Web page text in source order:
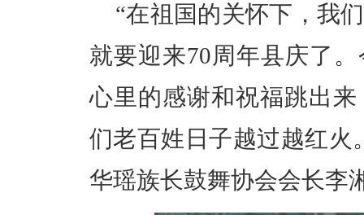
“在祖国的关怀下，我
就要迎来70周年县庆了
心里的感谢和祝福跳出
们老百姓日子越过越红火
华瑶族长鼓舞协会会长李